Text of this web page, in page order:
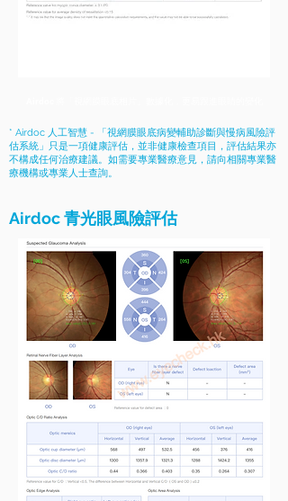
* Airdoc 人工智慧 - 「視網膜眼底病變輔助診斷與慢病風險評
估系統」只是一項健康評估，並非健康檢查項目，評估結果亦
不構成任何治療建議。如需要專業醫療意見，請向相關專業醫
療機構或專業人士查詢。
Airdoc 青光眼風險評估